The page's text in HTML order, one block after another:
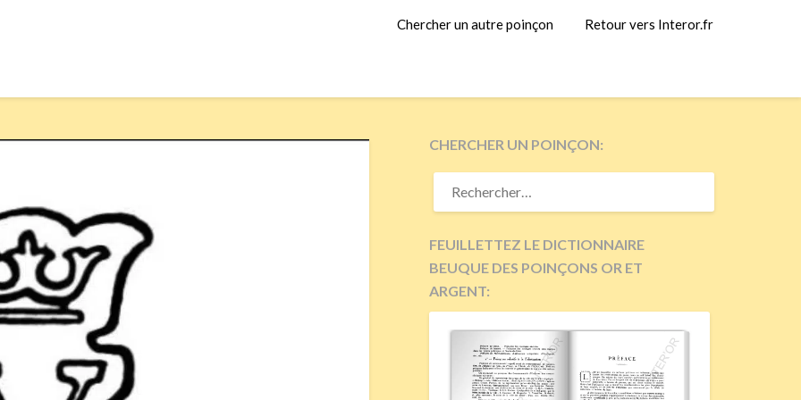
Chercher un autre poinçon Retour vers Interor.fr
CHERCHER UN POINÇON:
RECHERCHER :
FEUILLETTEZ LE DICTIONNAIRE
BEUQUE DES POINÇONS OR ET
ARGENT: